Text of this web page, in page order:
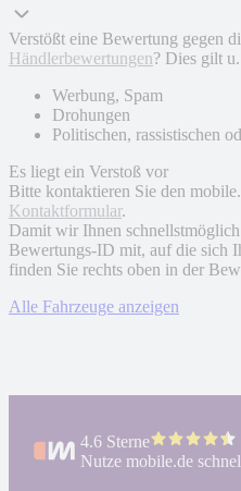
Verstößt eine Bewertung gegen
Händlerbewertungen? Dies gilt
Werbung, Spam
Drohungen
Politischen, rassistischen
Es liegt ein Verstoß vor
Bitte kontaktieren Sie den
Kontaktformular.
Damit wir Ihnen
Bewertungs-ID mit, auf die sich
finden Sie rechts oben in der
Alle Fahrzeuge anzeigen
4.6 Sterne
Nutze mobile.de